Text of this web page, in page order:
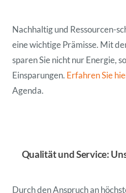
Nachhaltig und Ressourcen-
eine wichtige Prämisse. Mit
sparen Sie nicht nur Energie,
Einsparungen. Erfahren Sie
Agenda.
Qualität und Service:
Durch den Anspruch an